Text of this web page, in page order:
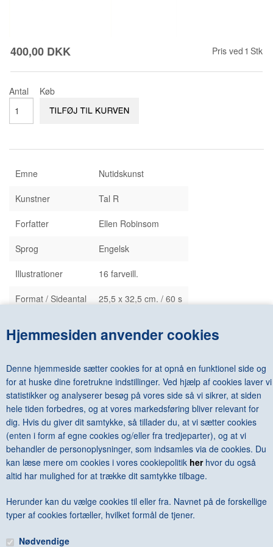
Hjemmesiden anvender cookies
Denne hjemmeside sætter cookies for at opnå en funktionel side og
for at huske dine foretrukne indstillinger. Ved hjælp af cookies laver vi
statistikker og analyserer besøg på vores side så vi sikrer, at siden
hele tiden forbedres, og at vores markedsføring bliver relevant for
dig. Hvis du giver dit samtykke, så tillader du, at vi sætter cookies
(enten i form af egne cookies og/eller fra tredjeparter), og at vi
behandler de personoplysninger, som indsamles via de cookies. Du
kan læse mere om cookies i vores cookiepolitik herhvor du også
altid har mulighed for at trække dit samtykke tilbage.
Herunder kan du vælge cookies til eller fra. Navnet på de forskellige
typer af cookies fortæller, hvilket formål de tjener.
Nødvendige
400,00 DKK Pris ved 1 Stk
Antal Køb
Emne Nutidskunst
Kunstner Tal R
Forfatter Ellen Robinsom
Sprog Engelsk
Illustrationer 16 farveill.
Format / Sideantal 25,5 x 32,5 cm. / 60 s
Forlag
Cheim & Read
Lev.3-5 dage
Tal R (1967-)
Published on the occasion of the exhibition:Tal R, The Sclomo
2012.
«-Tilbage Anbefal Vis uden moms